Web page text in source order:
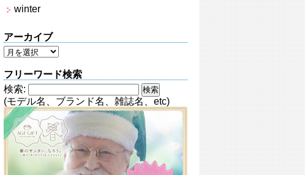
winter
アーカイブ
フリーワード検索
検索:
(モデル名、ブランド名、雑誌名、etc)